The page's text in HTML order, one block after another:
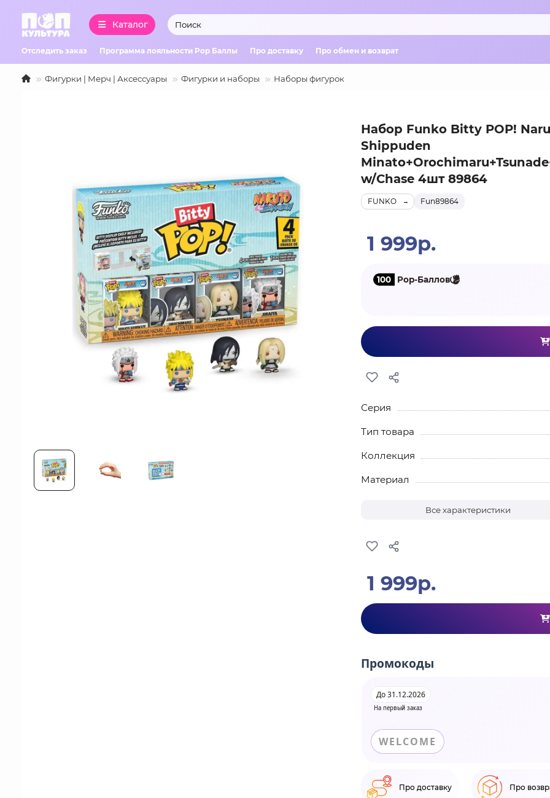
Каталог
Отследить заказ Программа лояльности Pop Баллы Про доставку Про обмен и возврат
Фигурки | Мерч | Аксессуары Фигурки и наборы Наборы фигурок
Набор Funko Bitty POP!
Shippuden
w/Chase 4шт 89864
Fun89864
FUNKO
1 999р.
100 Pop-Баллов
Серия
Тип товара
Коллекция
Материал
Все характеристики
1 999р.
Промокоды
На первый заказ
До 31.12.2026
WELCOME
Про доставку Про